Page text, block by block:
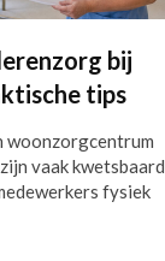
bij
tips
woonzorgcentrum
vaak
fysiek